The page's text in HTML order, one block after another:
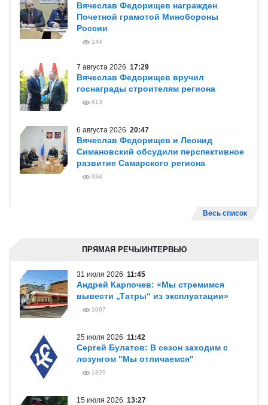
Вячеслав Федорищев награжден
Почетной грамотой Минобороны
России
144
7 августа 2026 17:29
Вячеслав Федорищев вручил
госнаграды строителям региона
813
6 августа 2026 20:47
Вячеслав Федорищев и Леонид
Симановский обсудили перспективное
развитие Самарского региона
934
Весь список
ПРЯМАЯ РЕЧЬ/ИНТЕРВЬЮ
31 июля 2026 11:45
Андрей Карпочев: «Мы стремимся
вывести „Татры“ из эксплуатации»
1097
25 июля 2026 11:42
Сергей Булатов: В сезон заходим с
лозунгом "Мы отличаемся"
1829
15 июля 2026 13:27